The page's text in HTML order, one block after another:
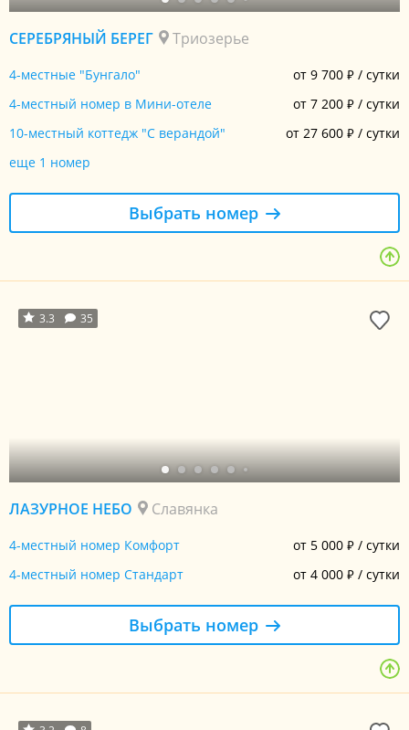
СЕРЕБРЯНЫЙ БЕРЕГ Триозерье
4-местные "Бунгало" от 9 700 ₽ / сутки
4-местный номер в Мини-отеле
от 7 200 ₽ / сутки
10-местный коттедж "С верандой"
от 27 600 ₽ / сутки
еще 1 номер
Выбрать номер
3.3 35
ЛАЗУРНОЕ НЕБО Славянка
4-местный номер Комфорт от 5 000 ₽ / сутки
4-местный номер Стандарт
от 4 000 ₽ / сутки
Выбрать номер